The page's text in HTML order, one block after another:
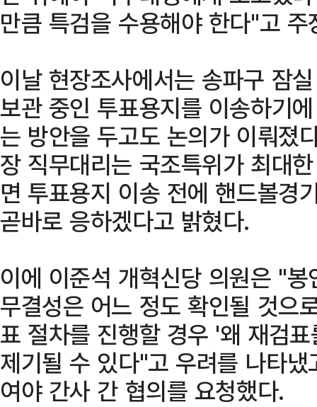
만큼 특검을 수용해야 한다"고 주
이날 현장조사에서는 송파구 잠
보관 중인 투표용지를 이송하기
는 방안을 두고도 논의가 이뤄졌
장 직무대리는 국조특위가 최대
면 투표용지 이송 전에 핸드볼경
곧바로 응하겠다고 밝혔다.
이에 이준석 개혁신당 의원은 "
무결성은 어느 정도 확인될 것으
표 절차를 진행할 경우 '왜 재검
제기될 수 있다"고 우려를 나타
여야 간사 간 협의를 요청했다.